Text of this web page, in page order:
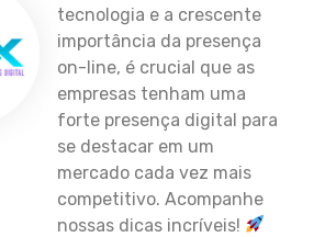
tecnologia e a crescente
importância da presença
on-line, é crucial que as
empresas tenham uma
forte presença digital para
se destacar em um
mercado cada vez mais
competitivo. Acompanhe
nossas dicas incríveis!